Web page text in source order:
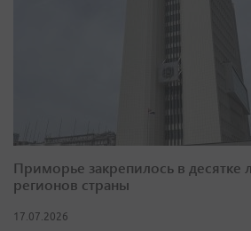
Приморье закрепилось в десятке
регионов страны
17.07.2026